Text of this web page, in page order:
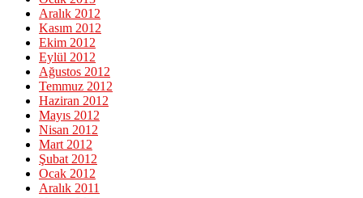
Aralık 2012
Kasım 2012
Ekim 2012
Eylül 2012
Ağustos 2012
Temmuz 2012
Haziran 2012
Mayıs 2012
Nisan 2012
Mart 2012
Şubat 2012
Ocak 2012
Aralık 2011